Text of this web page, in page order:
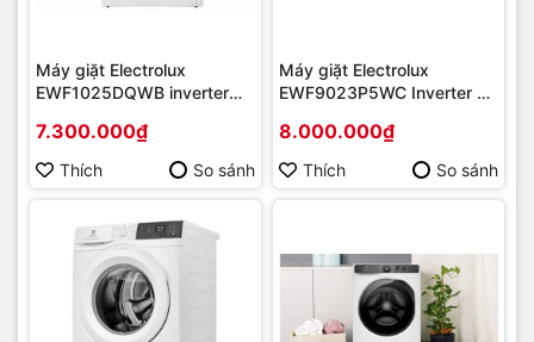
Máy giặt Electrolux
EWF1025DQWB inverter
7.300.000₫
Thích So sánh
Máy giặt Electrolux
EWF9023P5WC Inverter 9
8.000.000₫
Thích So sánh